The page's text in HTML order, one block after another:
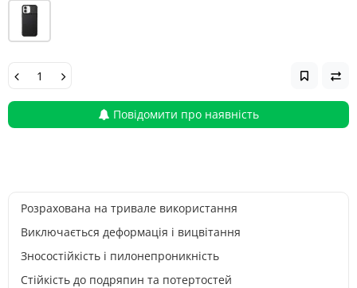
Повідомити про наявність
Розрахована на тривале використання
Виключається деформація і вицвітання
Зносостійкість і пилонепроникність
Стійкість до подряпин та потертостей